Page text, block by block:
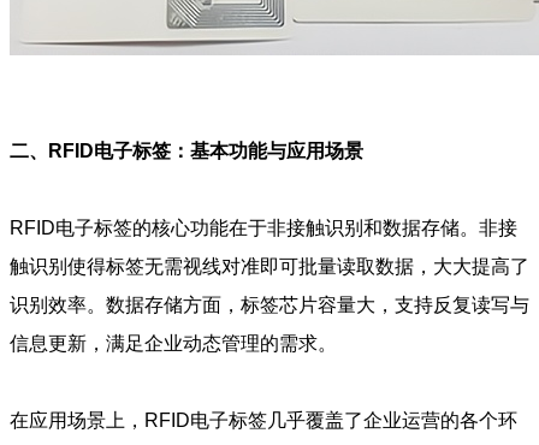
二、RFID电子标签：基本功能与应用场景
RFID电子标签的核心功能在于非接触识别和数据存储。非接
触识别使得标签无需视线对准即可批量读取数据，大大提高了
识别效率。数据存储方面，标签芯片容量大，支持反复读写与
信息更新，满足企业动态管理的需求。
在应用场景上，RFID电子标签几乎覆盖了企业运营的各个环